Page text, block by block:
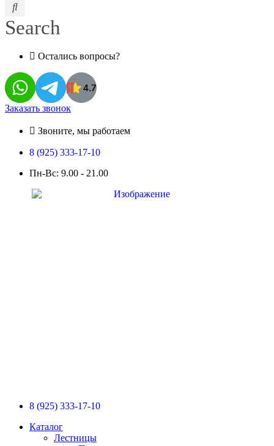
Search
Остались вопросы?
Заказать звонок
Звоните, мы работаем
8 (925) 333-17-10
Пн-Вс: 9.00 - 21.00
8 (925) 333-17-10
Каталог
Лестницы